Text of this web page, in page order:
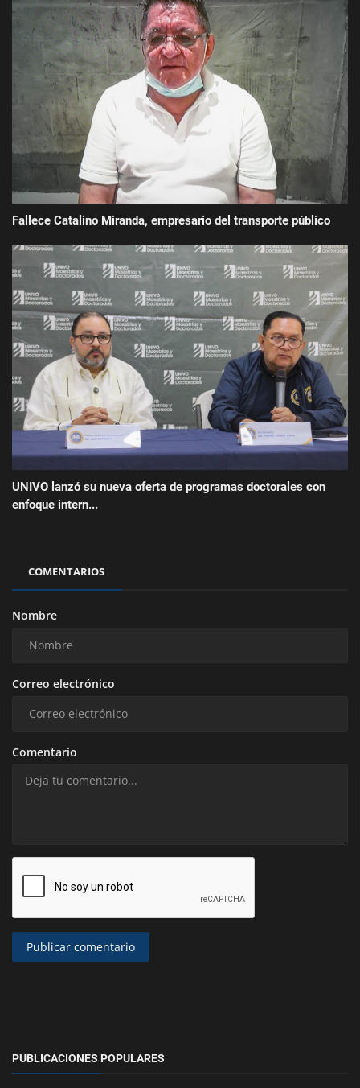
Fallece Catalino Miranda, empresario del transporte público
UNIVO lanzó su nueva oferta de programas doctorales con
enfoque intern...
COMENTARIOS
Nombre
Correo electrónico
Comentario
Publicar comentario
PUBLICACIONES POPULARES